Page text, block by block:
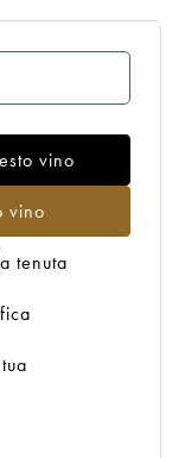
vino
vino
tenuta